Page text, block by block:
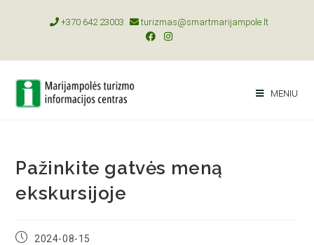
+370 642 23003 turizmas@smartmarijampole.lt
MENIU
Pažinkite gatvės meną
ekskursijoje
2024-08-15